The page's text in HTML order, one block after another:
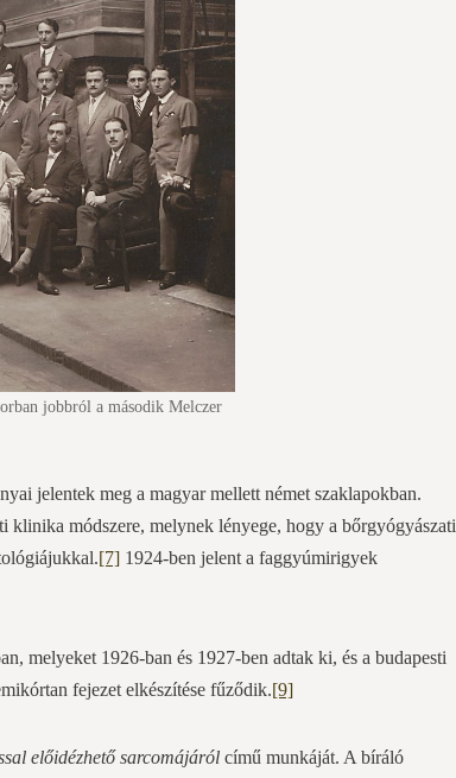
jobbról a második Melczer
jelentek meg a magyar mellett német szaklapokban.
klinika módszere, melynek lényege, hogy a bőrgyógyászati
[7] 1924-ben jelent a faggyúmirigyek
melyeket 1926-ban és 1927-ben adtak ki, és a budapesti
fejezet elkészítése fűződik.[9]
előidézhető sarcomájáról című munkáját. A bíráló